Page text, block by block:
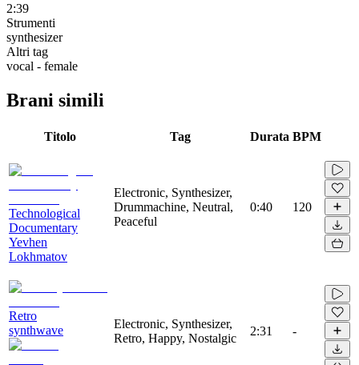
2:39
Strumenti
synthesizer
Altri tag
vocal - female
Brani simili
Titolo Tag Durata BPM
Technological
Documentary
Yevhen
Lokhmatov
Electronic, Synthesizer,
Drummachine, Neutral,
Peaceful
0:40 120
Retro
synthwave
Electronic, Synthesizer,
Retro, Happy, Nostalgic
2:31 -